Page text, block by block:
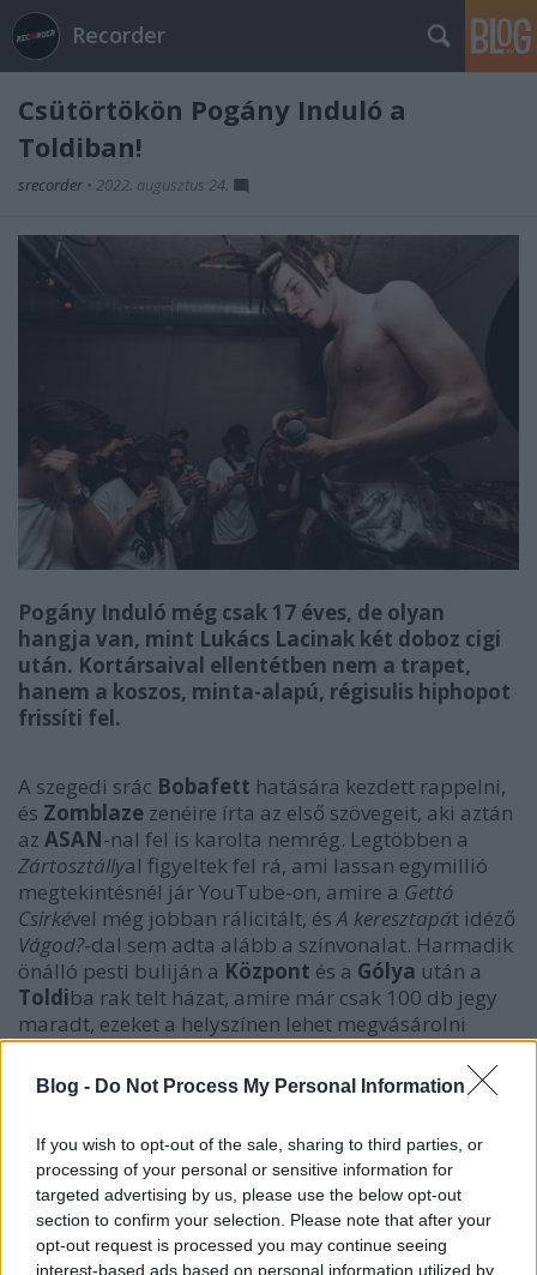
Blog - Do Not Process My Personal Information
If you wish to opt-out of the sale, sharing to third parties, or
processing of your personal or sensitive information for
targeted advertising by us, please use the below opt-out
section to confirm your selection. Please note that after your
opt-out request is processed you may continue seeing
interest-based ads based on personal information utilized by
Recorder
Csütörtökön Pogány Induló a
Toldiban!
srecorder • 2022. augusztus 24.
Pogány Induló még csak 17 éves, de olyan
hangja van, mint Lukács Lacinak két doboz cigi
után. Kortársaival ellentétben nem a trapet,
hanem a koszos, minta-alapú, régisulis hiphopot
frissíti fel.
A szegedi srác Bobafett hatására kezdett rappelni,
és Zomblaze zenéire írta az első szövegeit, aki aztán
az ASAN-nal fel is karolta nemrég. Legtöbben a
Zártosztállyal figyeltek fel rá, ami lassan egymillió
megtekintésnél jár YouTube-on, amire a Gettó
Csirkével még jobban rálicitált, ésA keresztapát idéző
Vágod?-dal sem adta alább a színvonalat. Harmadik
önálló pesti buliján a Központ és a Gólya után a
Toldiba rak telt házat, amire már csak 100 db jegy
maradt, ezeket a helyszínen lehet megvásárolni
(3000 Ft-ért). A koncert után ASAN dj-k (Zomblaze,
Planetmalcolm, Lust) pörgetik a zenéket, Facebook-
esemény